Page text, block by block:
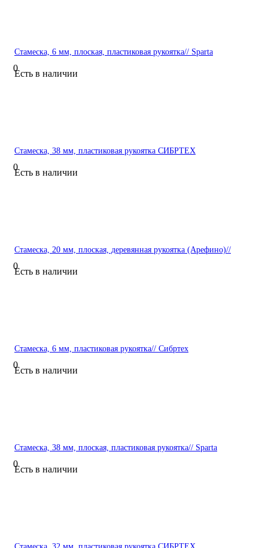
Стамеска, 6 мм, плоская, пластиковая рукоятка// Sparta
0
Есть в наличии
Стамеска, 38 мм, пластиковая рукоятка СИБРТЕХ
0
Есть в наличии
Стамеска, 20 мм, плоская, деревянная рукоятка (Арефино)//
0
Есть в наличии
Стамеска, 6 мм, пластиковая рукоятка// Сибртех
0
Есть в наличии
Стамеска, 38 мм, плоская, пластиковая рукоятка// Sparta
0
Есть в наличии